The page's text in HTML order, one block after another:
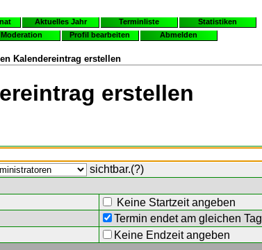
Aktuelles Jahr Terminliste
Statistiken
Moderation Profil bearbeiten Abmelden
Kalendereintrag erstellen
erstellen
sichtbar.(?)
Keine Startzeit angeben
Termin endet am gleichen Tag
Keine Endzeit angeben